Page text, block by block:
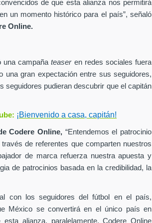
de que esta alianza nos permitirá
un momento histórico para el país”, señaló
Online.
una campañateaseren redes sociales fuera
una gran expectación entre sus seguidores,
seguidores pudieran descubrir que el capitán
¡Bienvenido a casa, capitán!
Codere Online, “Entendemos el patrocinio
de referentes que comparten nuestros
de marca refuerza nuestra apuesta y
de patrocinios basada en la credibilidad, la
con los seguidores del fútbol en el país,
México se convertirá en el único país en
alianza, paralelamente, Codere Online